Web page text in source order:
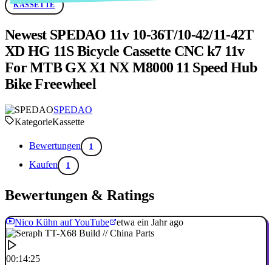
KASSETTE
Newest SPEDAO 11v 10-36T/10-42/11-42T
XD HG 11S Bicycle Cassette CNC k7 11v
For MTB GX X1 NX M8000 11 Speed Hub
Bike Freewheel
SPEDAO
KategorieKassette
Bewertungen 1
Kaufen 1
Bewertungen & Ratings
Nico Kühn auf YouTube etwa ein Jahr ago
00:14:25